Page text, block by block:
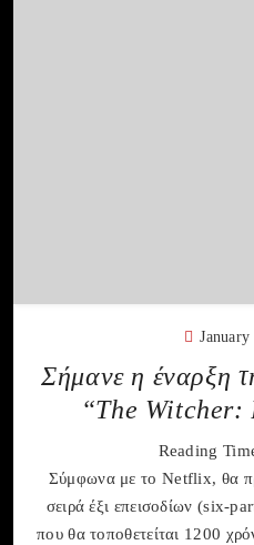
Σήμανε η έναρξη
“The
Reading
Σύμφωνα με το Netflix, θα
σειρά έξι επεισοδίων (six-
που θα τοποθετείται 1200